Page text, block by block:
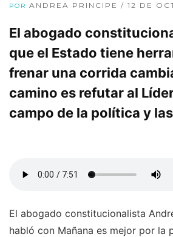
POR ANDREA PRINCIPE / 12 DE
El abogado
que el Estado tiene
frenar una corrida
camino es refutar al
campo de la política y las
El abogado constitucionalista
habló con Mañana es mejor por la